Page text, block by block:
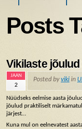
Posts
Vikilaste jõulud
JAAN
2
Posted byviki in
Nüüdseks eelmise aasta
jõulud praktiliselt
järjest…
Kuna mul on eelnevatest